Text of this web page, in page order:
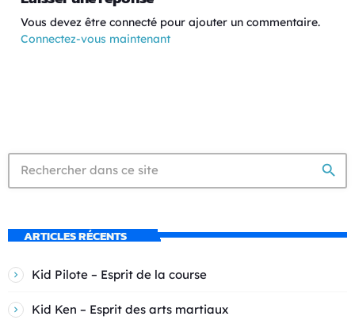
Vous devez être connecté pour ajouter un commentaire.
Connectez-vous maintenant
search
ARTICLES RÉCENTS
Kid Pilote – Esprit de la course
Kid Ken – Esprit des arts martiaux